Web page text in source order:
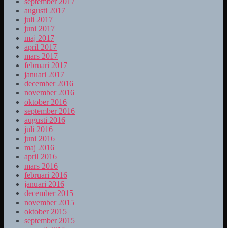
augusti 2017
juli 2017
juni 2017
maj 2017
april 2017
mars 2017
februari 2017
januari 2017
december 2016
november 2016
oktober 2016
september 2016
augusti 2016
juli 2016
juni 2016
maj 2016
april 2016
mars 2016
februari 2016
januari 2016
december 2015
november 2015
oktober 2015
september 2015